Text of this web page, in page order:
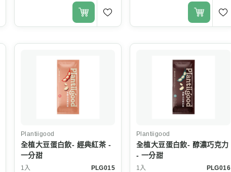
Plantiigood
全植大豆蛋白飲- 經典紅茶 -
一分甜
1入 PLG015
Plantiigood
全植大豆蛋白飲- 醇濃巧克力
- 一分甜
1入 PLG016